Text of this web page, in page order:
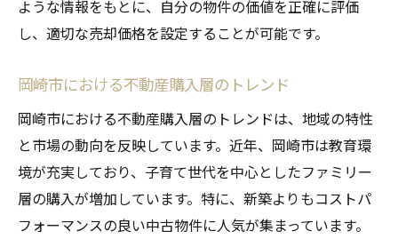
準備期間
季節ごとの売却活動の効果を高める方法
タイミングを逃さないための岡崎市不動産
岡崎市での不動産売却をスムーズに進めるステ
ップバイステップガイド
岡崎市の物件売却のための初期準備
岡崎市で効果的な不動産広告の活用法
ような情報をもとに、自分の物件の価値を正確に評価
し、適切な売却価格を設定することが可能です。
岡崎市における不動産購入層のトレンド
岡崎市における不動産購入層のトレンドは、地域の特性
と市場の動向を反映しています。近年、岡崎市は教育環
境が充実しており、子育て世代を中心としたファミリー
層の購入が増加しています。特に、新築よりもコストパ
フォーマンスの良い中古物件に人気が集まっています。